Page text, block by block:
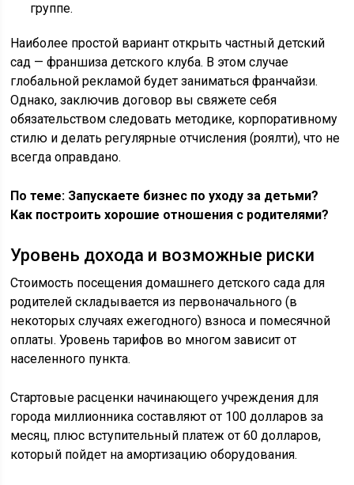
группе.
Наиболее простой вариант открыть частный детский
сад — франшиза детского клуба. В этом случае
глобальной рекламой будет заниматься франчайзи.
Однако, заключив договор вы свяжете себя
обязательством следовать методике, корпоративному
стилю и делать регулярные отчисления (роялти), что не
всегда оправдано.
По теме: Запускаете бизнес по уходу за детьми?
Как построить хорошие отношения с родителями?
Уровень дохода и возможные риски
Стоимость посещения домашнего детского сада для
родителей складывается из первоначального (в
некоторых случаях ежегодного) взноса и помесячной
оплаты. Уровень тарифов во многом зависит от
населенного пункта.
Стартовые расценки начинающего учреждения для
города миллионника составляют от 100 долларов за
месяц, плюс вступительный платеж от 60 долларов,
который пойдет на амортизацию оборудования.